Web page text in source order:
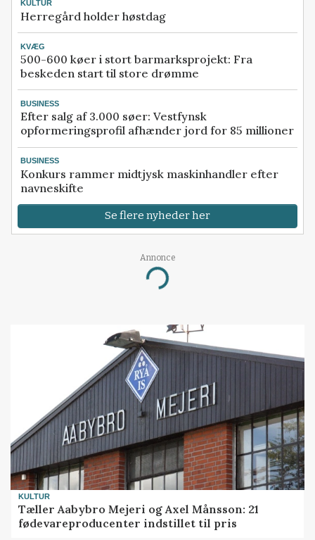
KULTUR
Herregård holder høstdag
KVÆG
500-600 køer i stort barmarksprojekt: Fra
beskeden start til store drømme
BUSINESS
Efter salg af 3.000 søer: Vestfynsk
opformeringsprofil afhænder jord for 85 millioner
BUSINESS
Konkurs rammer midtjysk maskinhandler efter
navneskifte
Se flere nyheder her
Annonce
Loading...
KULTUR
Tæller Aabybro Mejeri og Axel Månsson: 21
fødevareproducenter indstillet til pris